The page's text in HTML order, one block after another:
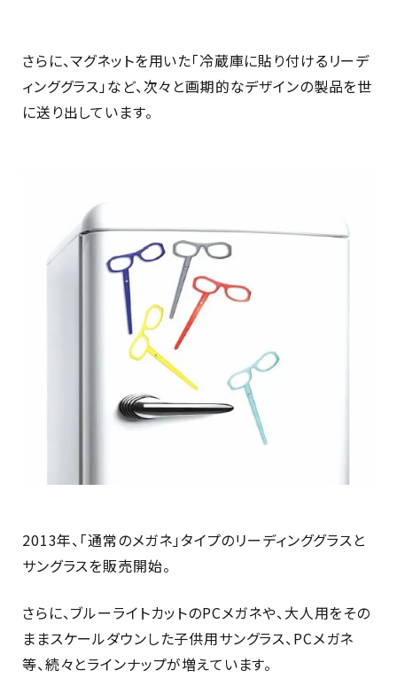
さらに、マグネットを用いた「冷蔵庫に貼り付けるリーデ
ィンググラス」など、次々と画期的なデザインの製品を世
に送り出しています。
2013年、「通常のメガネ」タイプのリーディンググラスと
サングラスを販売開始。
さらに、ブルーライトカットのPCメガネや、大人用をその
ままスケールダウンした子供用サングラス、PCメガネ
等、続々とラインナップが増えています。